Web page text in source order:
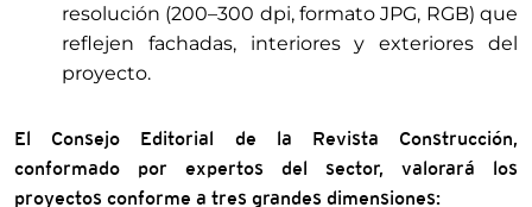
resolución (200–300 dpi, formato JPG, RGB) que
reflejen fachadas, interiores y exteriores del
proyecto.
El Consejo Editorial de la Revista Construcción,
conformado por expertos del sector, valorará los
proyectos conforme a tres grandes dimensiones: